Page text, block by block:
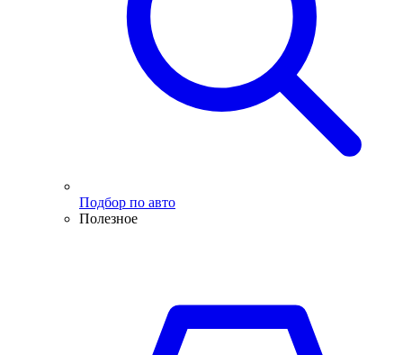
Подбор по авто
Полезное